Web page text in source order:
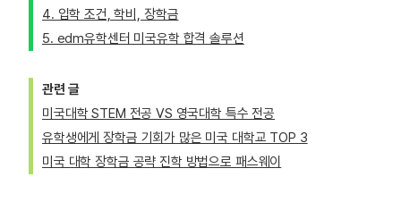
4. 입학 조건, 학비, 장학금
5. edm유학센터 미국유학 합격 솔루션
관련 글
미국대학 STEM 전공 VS 영국대학 특수 전공
유학생에게 장학금 기회가 많은 미국 대학교 TOP 3
미국 대학 장학금 공략 진학 방법으로 패스웨이